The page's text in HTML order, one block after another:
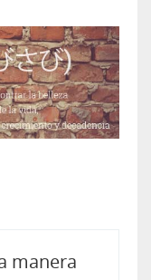
manera